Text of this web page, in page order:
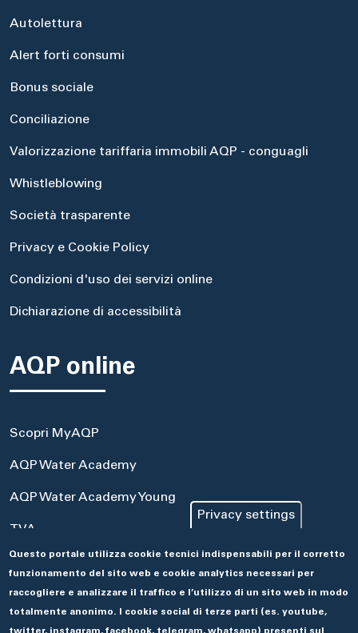
Autolettura
Alert forti consumi
Bonus sociale
Conciliazione
Valorizzazione tariffaria immobili AQP - conguagli
Whistleblowing
Società trasparente
Privacy e Cookie Policy
Condizioni d'uso dei servizi online
Dichiarazione di accessibilità
AQP online
Scopri MyAQP
AQP Water Academy
AQP Water Academy Young
TVA
Portale Acquisti
Aseco
Privacy settings
Questo portale utilizza cookie tecnici indispensabili per il corretto
funzionamento del sito web e cookie analytics necessari per
raccogliere e analizzare il traffico e l’utilizzo di un sito web in modo
totalmente anonimo. I cookie social di terze parti (es. youtube,